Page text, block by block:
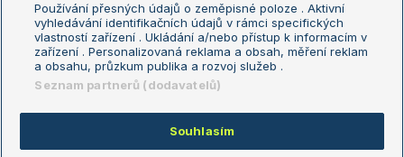
Podmínky užití
Nastavení soukromí
GDPR a žurnalistika
Reklama
Kontakt
Informace o zpracování osobních
údajů
Copyright © 2008-2026 TenisPortal.cz. Využíváme zpravodajství ČTK.
Používání přesných údajů o zeměpisné poloze . Aktivní
vyhledávání identifikačních údajů v rámci specifických
vlastností zařízení . Ukládání a/nebo přístup k informacím v
zařízení . Personalizovaná reklama a obsah, měření reklam
a obsahu, průzkum publika a rozvoj služeb .
Seznam partnerů (dodavatelů)
Souhlasím